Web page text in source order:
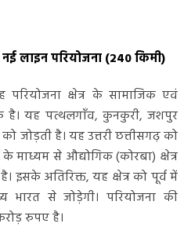
लाइन परियोजना (240 किमी)
क्षेत्र के सामाजिक एवं
यह पत्थलगाँव, कुनकुरी, जशपुर
जोड़ती है। यह उत्तरी छत्तीसगढ़ को
माध्यम से औद्योगिक (कोरबा) क्षेत्र
इसके अतिरिक्त, यह क्षेत्र को पूर्व में
से जोड़ेगी। परियोजना की
रुपए है।